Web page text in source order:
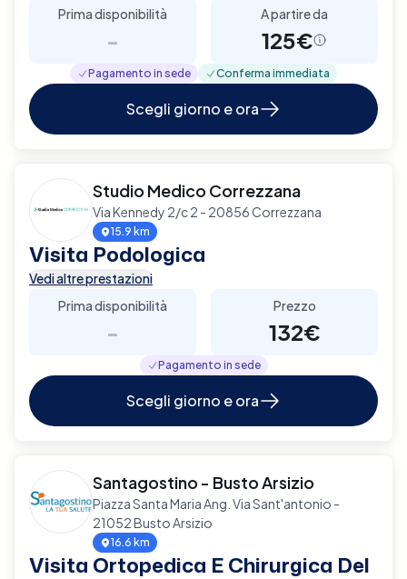
Prima disponibilità
-
A partire da
125€
Pagamento in sede Conferma immediata
Scegli giorno e ora
Studio Medico Correzzana
Via Kennedy 2/c 2 - 20856 Correzzana
15.9 km
Visita Podologica
Vedi altre prestazioni
Prima disponibilità
-
Prezzo
132€
Pagamento in sede
Scegli giorno e ora
Santagostino - Busto Arsizio
Piazza Santa Maria Ang. Via Sant'antonio -
21052 Busto Arsizio
16.6 km
Visita Ortopedica E Chirurgica Del